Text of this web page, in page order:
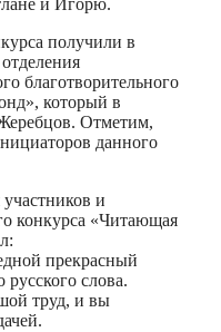
и Игорю.
получили в
благотворительного
который в
Отметим,
данного
и
конкурса «Читающая
прекрасный
слова.
труд, и вы